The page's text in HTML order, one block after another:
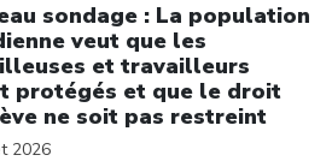
sondage : La population
veut que les
et travailleurs
protégés et que le droit
ne soit pas restreint
2026